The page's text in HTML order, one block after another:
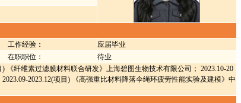
工作经验：
应届毕业
在职职位： 待业
《纤维素过滤膜材料联合研发》上海碧图生物技术有限公司； 2023.10-20
2023.12(项目) 《高强重比材料降落伞绳环疲劳性能实验及建模》中